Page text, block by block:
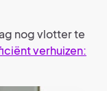
nog vlotter te
verhuizen: